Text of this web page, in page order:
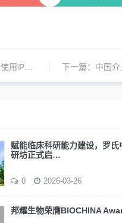
作角膜制品 下一篇： 中国介入二尖
赋能临床科研能力建设，罗氏
研坊正式启…
0 2026-03-26
邦耀生物荣膺BIOCHINA